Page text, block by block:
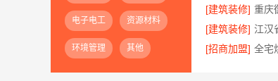
电子电工 资源材料
环境管理 其他
[建筑装修]
[建筑装修]
[招商加盟]